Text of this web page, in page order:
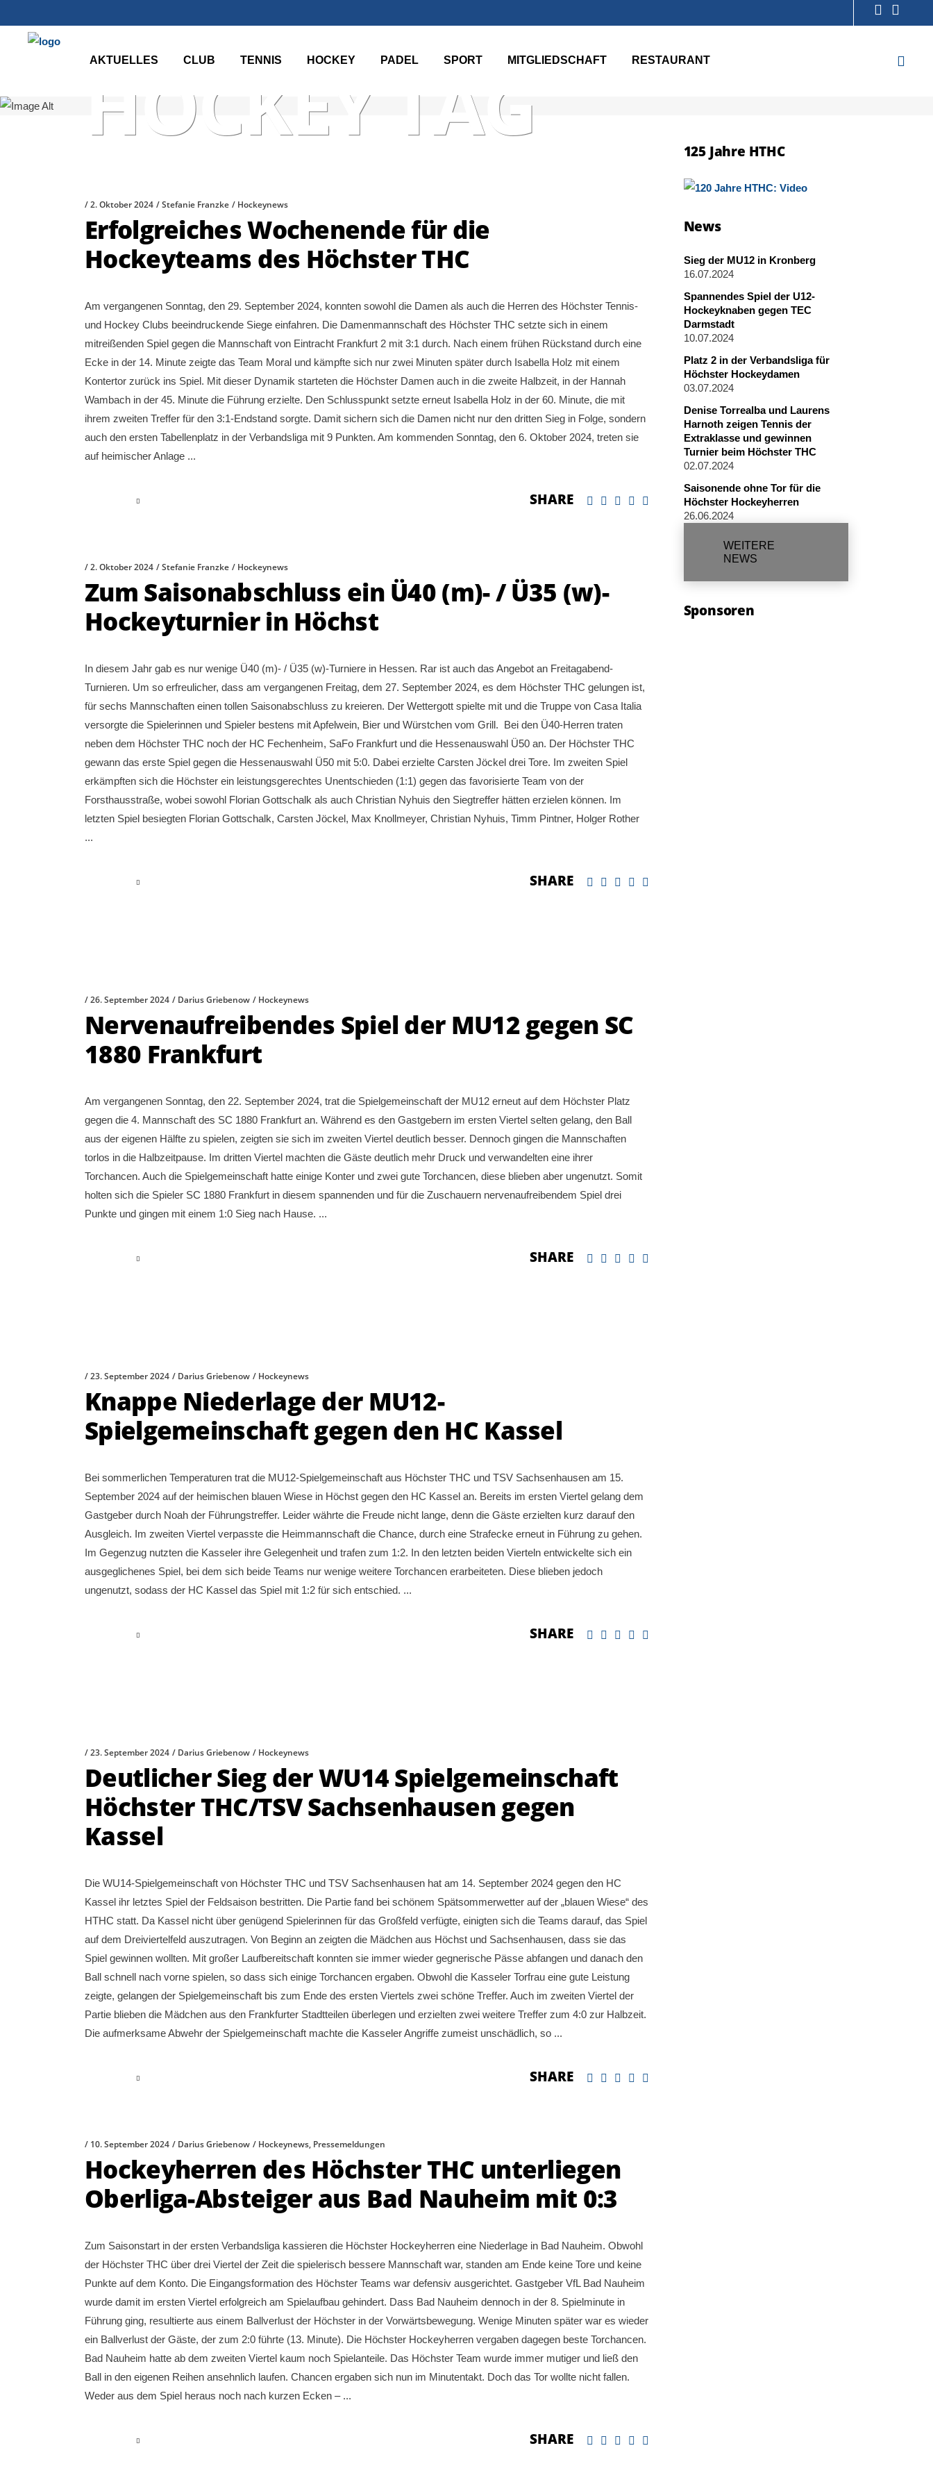
AKTUELLES CLUB TENNIS HOCKEY PADEL SPORT MITGLIEDSCHAFT RESTAURANT
HOCKEY TAG
2. Oktober 2024 Stefanie Franzke Hockeynews
Erfolgreiches Wochenende für die
Hockeyteams des Höchster THC
Am vergangenen Sonntag, den 29. September 2024, konnten sowohl die Damen als auch die Herren des Höchster Tennis-
und Hockey Clubs beeindruckende Siege einfahren. Die Damenmannschaft des Höchster THC setzte sich in einem
mitreißenden Spiel gegen die Mannschaft von Eintracht Frankfurt 2 mit 3:1 durch. Nach einem frühen Rückstand durch eine
Ecke in der 14. Minute zeigte das Team Moral und kämpfte sich nur zwei Minuten später durch Isabella Holz mit einem
Kontertor zurück ins Spiel. Mit dieser Dynamik starteten die Höchster Damen auch in die zweite Halbzeit, in der Hannah
Wambach in der 45. Minute die Führung erzielte. Den Schlusspunkt setzte erneut Isabella Holz in der 60. Minute, die mit
ihrem zweiten Treffer für den 3:1-Endstand sorgte. Damit sichern sich die Damen nicht nur den dritten Sieg in Folge, sondern
auch den ersten Tabellenplatz in der Verbandsliga mit 9 Punkten. Am kommenden Sonntag, den 6. Oktober 2024, treten sie
auf heimischer Anlage
SHARE
2. Oktober 2024 Stefanie Franzke Hockeynews
Zum Saisonabschluss ein Ü40 (m)- / Ü35 (w)-
Hockeyturnier in Höchst
In diesem Jahr gab es nur wenige Ü40 (m)- / Ü35 (w)-Turniere in Hessen. Rar ist auch das Angebot an Freitagabend-
Turnieren. Um so erfreulicher, dass am vergangenen Freitag, dem 27. September 2024, es dem Höchster THC gelungen ist,
für sechs Mannschaften einen tollen Saisonabschluss zu kreieren. Der Wettergott spielte mit und die Truppe von Casa Italia
versorgte die Spielerinnen und Spieler bestens mit Apfelwein, Bier und Würstchen vom Grill. Bei den Ü40-Herren traten
neben dem Höchster THC noch der HC Fechenheim, SaFo Frankfurt und die Hessenauswahl Ü50 an. Der Höchster THC
gewann das erste Spiel gegen die Hessenauswahl Ü50 mit 5:0. Dabei erzielte Carsten Jöckel drei Tore. Im zweiten Spiel
erkämpften sich die Höchster ein leistungsgerechtes Unentschieden (1:1) gegen das favorisierte Team von der
Forsthausstraße, wobei sowohl Florian Gottschalk als auch Christian Nyhuis den Siegtreffer hätten erzielen können. Im
letzten Spiel besiegten Florian Gottschalk, Carsten Jöckel, Max Knollmeyer, Christian Nyhuis, Timm Pintner, Holger Rother
SHARE
26. September 2024 Darius Griebenow Hockeynews
Nervenaufreibendes Spiel der MU12 gegen SC
1880 Frankfurt
Am vergangenen Sonntag, den 22. September 2024, trat die Spielgemeinschaft der MU12 erneut auf dem Höchster Platz
gegen die 4. Mannschaft des SC 1880 Frankfurt an. Während es den Gastgebern im ersten Viertel selten gelang, den Ball
aus der eigenen Hälfte zu spielen, zeigten sie sich im zweiten Viertel deutlich besser. Dennoch gingen die Mannschaften
torlos in die Halbzeitpause. Im dritten Viertel machten die Gäste deutlich mehr Druck und verwandelten eine ihrer
Torchancen. Auch die Spielgemeinschaft hatte einige Konter und zwei gute Torchancen, diese blieben aber ungenutzt. Somit
holten sich die Spieler SC 1880 Frankfurt in diesem spannenden und für die Zuschauern nervenaufreibendem Spiel drei
Punkte und gingen mit einem 1:0 Sieg nach Hause.
SHARE
23. September 2024 Darius Griebenow Hockeynews
Knappe Niederlage der MU12-
Spielgemeinschaft gegen den HC Kassel
Bei sommerlichen Temperaturen trat die MU12-Spielgemeinschaft aus Höchster THC und TSV Sachsenhausen am 15.
September 2024 auf der heimischen blauen Wiese in Höchst gegen den HC Kassel an. Bereits im ersten Viertel gelang dem
Gastgeber durch Noah der Führungstreffer. Leider währte die Freude nicht lange, denn die Gäste erzielten kurz darauf den
Ausgleich. Im zweiten Viertel verpasste die Heimmannschaft die Chance, durch eine Strafecke erneut in Führung zu gehen.
Im Gegenzug nutzten die Kasseler ihre Gelegenheit und trafen zum 1:2. In den letzten beiden Vierteln entwickelte sich ein
ausgeglichenes Spiel, bei dem sich beide Teams nur wenige weitere Torchancen erarbeiteten. Diese blieben jedoch
ungenutzt, sodass der HC Kassel das Spiel mit 1:2 für sich entschied.
SHARE
23. September 2024 Darius Griebenow Hockeynews
Deutlicher Sieg der WU14 Spielgemeinschaft
Höchster THC/TSV Sachsenhausen gegen
Kassel
Die WU14-Spielgemeinschaft von Höchster THC und TSV Sachsenhausen hat am 14. September 2024 gegen den HC
Kassel ihr letztes Spiel der Feldsaison bestritten. Die Partie fand bei schönem Spätsommerwetter auf der „blauen Wiese“ des
HTHC statt. Da Kassel nicht über genügend Spielerinnen für das Großfeld verfügte, einigten sich die Teams darauf, das Spiel
auf dem Dreiviertelfeld auszutragen. Von Beginn an zeigten die Mädchen aus Höchst und Sachsenhausen, dass sie das
Spiel gewinnen wollten. Mit großer Laufbereitschaft konnten sie immer wieder gegnerische Pässe abfangen und danach den
Ball schnell nach vorne spielen, so dass sich einige Torchancen ergaben. Obwohl die Kasseler Torfrau eine gute Leistung
zeigte, gelangen der Spielgemeinschaft bis zum Ende des ersten Viertels zwei schöne Treffer. Auch im zweiten Viertel der
Partie blieben die Mädchen aus den Frankfurter Stadtteilen überlegen und erzielten zwei weitere Treffer zum 4:0 zur Halbzeit.
Die aufmerksame Abwehr der Spielgemeinschaft machte die Kasseler Angriffe zumeist unschädlich, so
SHARE
10. September 2024 Darius Griebenow Hockeynews, Pressemeldungen
Hockeyherren des Höchster THC unterliegen
Oberliga-Absteiger aus Bad Nauheim mit 0:3
Zum Saisonstart in der ersten Verbandsliga kassieren die Höchster Hockeyherren eine Niederlage in Bad Nauheim. Obwohl
der Höchster THC über drei Viertel der Zeit die spielerisch bessere Mannschaft war, standen am Ende keine Tore und keine
Punkte auf dem Konto. Die Eingangsformation des Höchster Teams war defensiv ausgerichtet. Gastgeber VfL Bad Nauheim
wurde damit im ersten Viertel erfolgreich am Spielaufbau gehindert. Dass Bad Nauheim dennoch in der 8. Spielminute in
Führung ging, resultierte aus einem Ballverlust der Höchster in der Vorwärtsbewegung. Wenige Minuten später war es wieder
ein Ballverlust der Gäste, der zum 2:0 führte (13. Minute). Die Höchster Hockeyherren vergaben dagegen beste Torchancen.
Bad Nauheim hatte ab dem zweiten Viertel kaum noch Spielanteile. Das Höchster Team wurde immer mutiger und ließ den
Ball in den eigenen Reihen ansehnlich laufen. Chancen ergaben sich nun im Minutentakt. Doch das Tor wollte nicht fallen.
Weder aus dem Spiel heraus noch nach kurzen Ecken –
SHARE
125 Jahre HTHC
News
Sieg der MU12 in Kronberg
16.07.2024
Spannendes Spiel der U12-
Hockeyknaben gegen TEC
Darmstadt
10.07.2024
Platz 2 in der Verbandsliga für
Höchster Hockeydamen
03.07.2024
Denise Torrealba und Laurens
Harnoth zeigen Tennis der
Extraklasse und gewinnen
Turnier beim Höchster THC
02.07.2024
Saisonende ohne Tor für die
Höchster Hockeyherren
26.06.2024
WEITERE
NEWS
Sponsoren